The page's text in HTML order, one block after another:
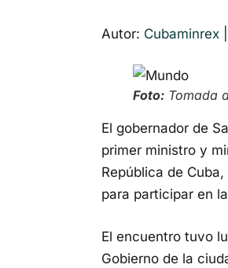
Autor: Cubaminrex
Foto: Tomada
El gobernador de
primer ministro y
República de
para participar en
El encuentro tuvo
Gobierno de la